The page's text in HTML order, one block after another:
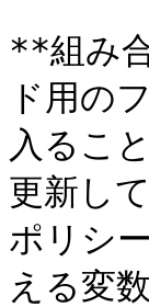
**組み
ド用
入るこ
更新し
ポリシ
える変